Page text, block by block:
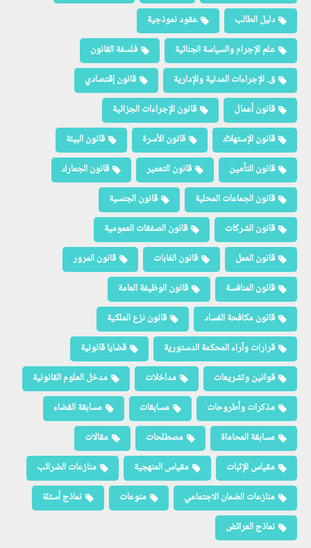
دليل الطالب
عقود نموذجية
علم الإجرام والسياسة الجنائية
فلسفة القانون
ق. الإجراءات المدنية والإدارية
قانون إقتصادي
قانون أعمال
قانون الإجراءات الجزائية
قانون الإستهلاك
قانون الأسرة
قانون البيئة
قانون التأمين
قانون التعمير
قانون الجمارك
قانون الجماعات المحلية
قانون الجنسية
قانون الشركات
قانون الصفقات العمومية
قانون العمل
قانون الغابات
قانون المرور
قانون المنافسة
قانون الوظيفة العامة
قانون مكافحة الفساد
قانون نزع الملكية
قرارات وآراء المحكمة الدستورية
قضايا قانونية
قوانين وتشريعات
مداخلات
مدخل العلوم القانونية
مذكرات وأطروحات
مسابقات
مسابقة القضاء
مسابقة المحاماة
مصطلحات
مقالات
مقياس الإثبات
مقياس المنهجية
منازعات الضرائب
منازعات الضمان الاجتماعي
منوعات
نماذج أسئلة
نماذج العرائض